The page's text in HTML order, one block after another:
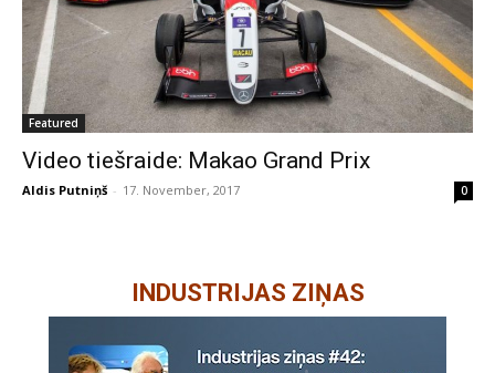
Featured
Video tiešraide: Makao Grand Prix
Aldis Putniņš - 17. November, 2017 0
INDUSTRIJAS ZIŅAS